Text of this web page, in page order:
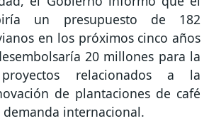
un presupuesto de 182
en los próximos cinco años
20 millones para la
relacionados a la
de plantaciones de café
internacional.